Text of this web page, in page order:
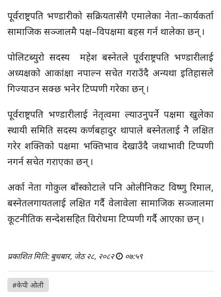
पूर्वराष्ट्रपति भण्डारीको सक्रियतासँगै एमालेका नेता–कार्यकर्ता
सामाजिक सञ्जालमै पक्ष–विपक्षमा बहस गर्न थालेका छन् ।
पोलिटब्युरो सदस्य महेश बस्नेतले पूर्वराष्ट्रपति भण्डारीलाई
अध्यक्षको आकांक्षा नपाल्न सचेत गराउँदै अन्यथा इतिहासले
गिज्याउन सक्छ भनेर टिप्पणी गरेका छन् ।
पूर्वराष्ट्रपति भण्डारीलाई नेतृत्वमा ल्याउनुपर्ने पक्षमा खुलेका
स्थायी समिति सदस्य कर्णबहादुर थापाले बस्नेतलाई नै लक्षित
गरेर शक्तिको पक्षमा भक्तिभाव देखाउँदै जथाभावी टिप्पणी
नगर्न सचेत गराएका छन् ।
अर्का नेता गोकुल बाँस्कोटाले पनि ओलीनिकट विष्णु रिमाल,
बस्नेतलगायतलाई लक्षित गर्दै वेलावेला सामाजिक सञ्जालमा
कूटनीतिक सन्देशसहित विरोधमा टिप्पणी गर्दै आएका छन् ।
प्रकाशित मिति: बुधबार, जेठ २८, २०८२ ०७:५९
#केपी ओली